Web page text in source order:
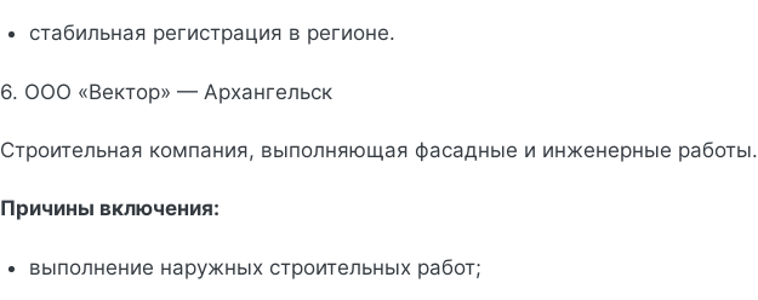
стабильная регистрация в регионе.
6. ООО «Вектор» — Архангельск
Строительная компания, выполняющая фасадные и инженерные работы.
Причины включения:
выполнение наружных строительных работ;